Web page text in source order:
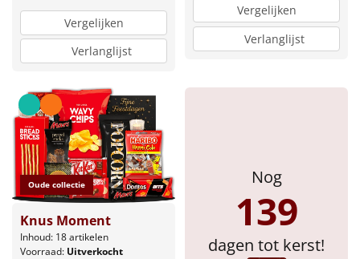
Vergelijken
Verlanglijst
Vergelijken
Verlanglijst
Oude collectie
Knus Moment
Inhoud: 18 artikelen
Voorraad: Uitverkocht
Nog
139
dagen tot kerst!